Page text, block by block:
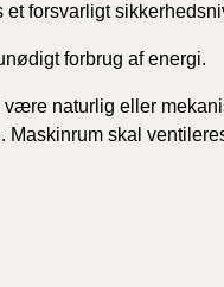
30/6
- 31/12
et forsvarligt
forbrug af energi.
være naturlig eller
Maskinrum skal